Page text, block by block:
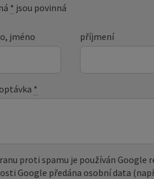
* jsou povinná
jméno příjmení
*
proti spamu je používán Google
Google předána osobní data